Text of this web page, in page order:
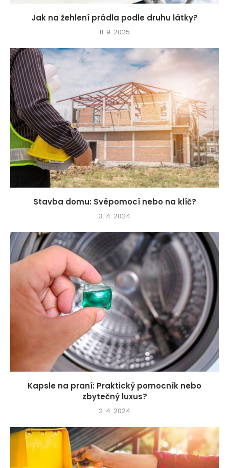
Jak na žehlení prádla podle druhu látky?
11. 9. 2025
Stavba domu: Svépomocí nebo na klíč?
3. 4. 2024
Kapsle na praní: Praktický pomocník nebo
zbytečný luxus?
2. 4. 2024